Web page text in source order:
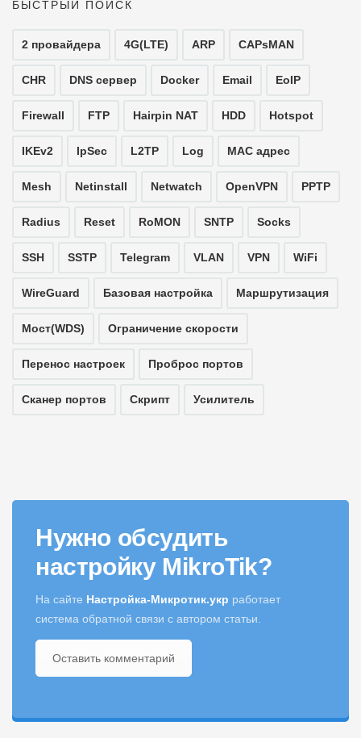
БЫСТРЫЙ ПОИСК
2 провайдера 4G(LTE) ARP CAPsMAN
CHR DNS сервер Docker Email EoIP
Firewall FTP Hairpin NAT HDD Hotspot
IKEv2 IpSec L2TP Log MAC адрес
Mesh Netinstall Netwatch OpenVPN PPTP
Radius Reset RoMON SNTP Socks
SSH SSTP Telegram VLAN VPN WiFi
WireGuard Базовая настройка Маршрутизация
Мост(WDS) Ограничение скорости
Перенос настроек Проброс портов
Сканер портов Скрипт Усилитель
Нужно обсудить
настройку MikroTik?
На сайте Настройка-Микротик.укр работает
система обратной связи с автором статьи.
Оставить комментарий